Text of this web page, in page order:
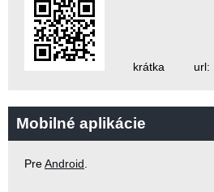
krátka url:
Mobilné aplikácie
PreAndroid.